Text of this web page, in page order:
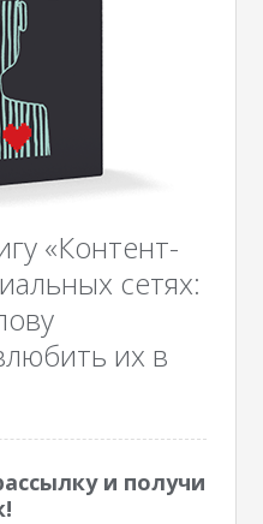
«Контент-
сетях:
их в
и получи